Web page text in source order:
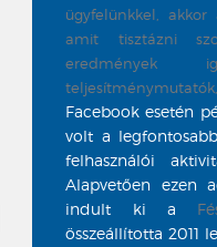
ügyfelünkkel, akkor
amit tisztázni
eredmények
Facebook esetén
volt a
felhasználói
Alapvetően ezen
indult ki a
összeállította 2011